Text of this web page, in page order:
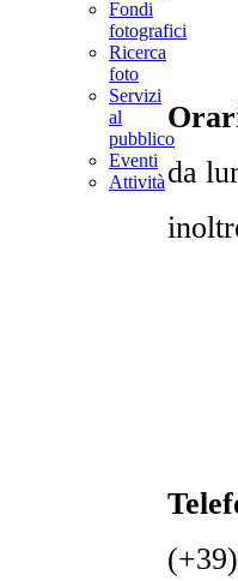
Fondi
fotografici
Ricerca
foto
Servizi
al
pubblico
Eventi
Attività da